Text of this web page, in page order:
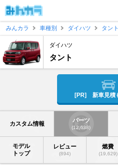
みんカラ
車種別 ダイハツ タント
ダイハツ
タント
[PR] 新車見積
カスタム情報 パーツ
(12,638)
モデル
トップ
レビュー
(894)
燃費
(19,629)